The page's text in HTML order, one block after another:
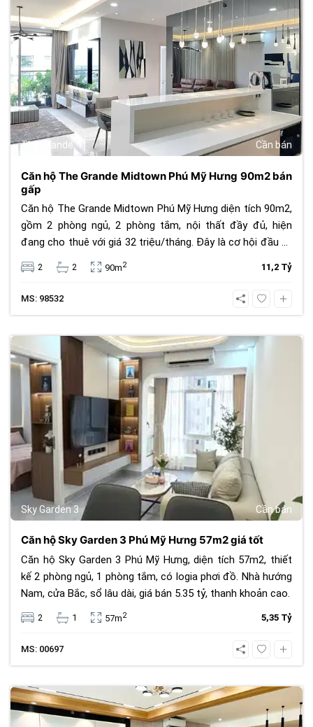
The Grande Cần bán
Căn hộ The Grande Midtown Phú Mỹ Hưng 90m2 bán
gấp
Căn hộ The Grande Midtown Phú Mỹ Hưng diện tích 90m2,
gồm 2 phòng ngủ, 2 phòng tắm, nội thất đầy đủ, hiện
đang cho thuê với giá 32 triệu/tháng. Đây là cơ hội đầu tư
hấp dẫn với giá bán chỉ 11.2 tỷ đồng, vị trí trung tâm, tiện
ích cao cấp, sinh lời bền vững.
2 2 90m2 11,2 Tỷ
MS: 98532
Sky Garden 3 Cần bán
Căn hộ Sky Garden 3 Phú Mỹ Hưng 57m2 giá tốt
Căn hộ Sky Garden 3 Phú Mỹ Hưng, diện tích 57m2, thiết
kế 2 phòng ngủ, 1 phòng tắm, có logia phơi đồ. Nhà hướng
Nam, cửa Bắc, sổ lâu dài, giá bán 5.35 tỷ, thanh khoản cao.
2 1 57m2 5,35 Tỷ
MS: 00697